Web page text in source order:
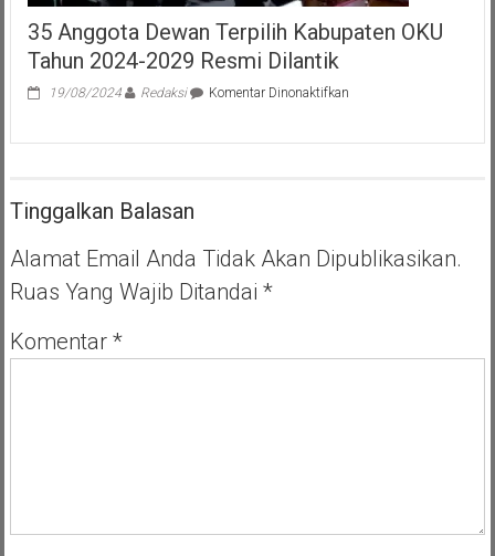
35 Anggota Dewan Terpilih Kabupaten OKU
Tahun 2024-2029 Resmi Dilantik
19/08/2024 Redaksi Komentar Dinonaktifkanpada
2024-
2029
Tinggalkan Balasan
Alamat Email Anda Tidak Akan Dipublikasikan.
Ruas Yang Wajib Ditandai *
Komentar *